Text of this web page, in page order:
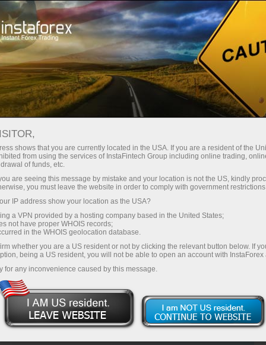
Трейдерам Торгові умови IPO Торгівля
Торгівля IPO з надійним
світовим брокером
Встигніть розкрити потенціал акцій IPO на
вигідних торгових умовах
Відкрити рахунок
shows that you are currently located in the USA. If you are a resident of the
from using the services of InstaFintech Group including online trading,
of funds, etc.
are seeing this message by mistake and your location is not the US, kindly
you must leave the website in order to comply with government
IP address show your location as the USA?
a VPN provided by a hosting company based in the United States;
not have proper WHOIS records;
in the WHOIS geolocation database.
whether you are a US resident or not by clicking the relevant button below. If
being a US resident, you will not be able to open an account with InstaForex
for any inconvenience caused by this message.